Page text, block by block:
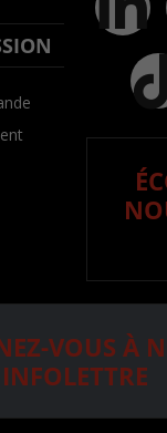
VOUS À
INFOLETTRE